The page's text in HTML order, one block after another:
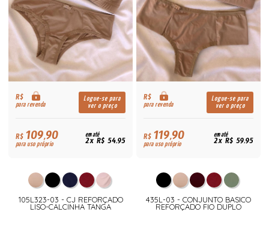
R$
para revenda
Logue-se para
ver o preço
R$109,90
para uso próprio
em até
2x R$ 54,95
105L323-03 - CJ REFORÇADO
LISO-CALCINHA TANGA
R$
para revenda
Logue-se para
ver o preço
R$119,90
para uso próprio
em até
2x R$ 59,95
435L-03 - CONJUNTO BASICO
REFORÇADO FIO DUPLO